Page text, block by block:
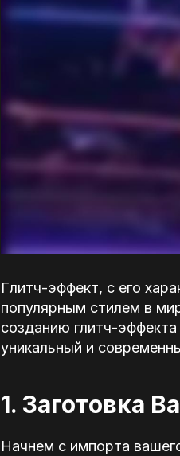
Глитч-эффект, с его
популярным стилем в
созданию глитч-
уникальный и
1. Заготовка
Начнем с импорта